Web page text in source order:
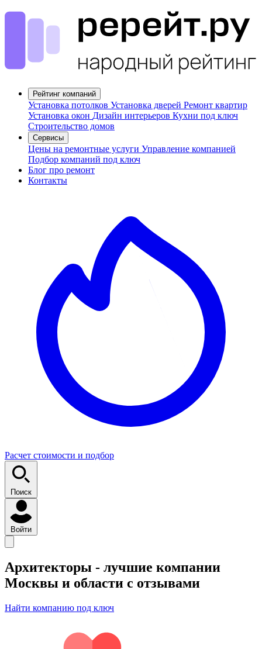
Рейтинг компаний
Установка потолков Установка дверей Ремонт квартир
Установка окон Дизайн интерьеров Кухни под ключ
Строительство домов
Сервисы
Цены на ремонтные услуги Управление компанией
Подбор компаний под ключ
Блог про ремонт
Контакты
Расчет стоимости и подбор
Поиск
Войти
Архитекторы - лучшие компании
Москвы и области с отзывами
Найти компанию под ключ